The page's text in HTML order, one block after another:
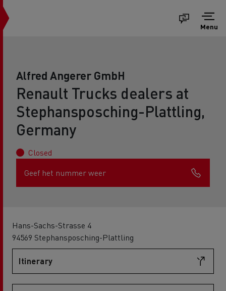
Menu
Alfred Angerer GmbH
Renault Trucks dealers at
Stephansposching-Plattling,
Germany
Closed
Geef het nummer weer
Hans-Sachs-Strasse 4
94569 Stephansposching-Plattling
Itinerary